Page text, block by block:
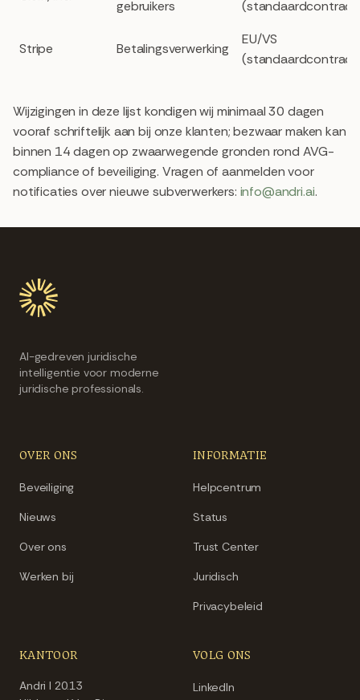
gebruikers
Stripe Betalingsverwerking
EU/VS
Wijzigingen in deze lijst kondigen wij minimaal 30 dagen
vooraf schriftelijk aan bij onze klanten; bezwaar maken kan
binnen 14 dagen op zwaarwegende gronden rond AVG-
compliance of beveiliging. Vragen of aanmelden voor
notificaties over nieuwe subverwerkers: info@andri.ai.
AI-gedreven juridische
intelligentie voor moderne
juridische professionals.
OVER ONS
Beveiliging
Nieuws
Over ons
Werken bij
INFORMATIE
Helpcentrum
Status
Trust Center
Juridisch
Privacybeleid
KANTOOR
Andri I 20.13
VOLG ONS
LinkedIn